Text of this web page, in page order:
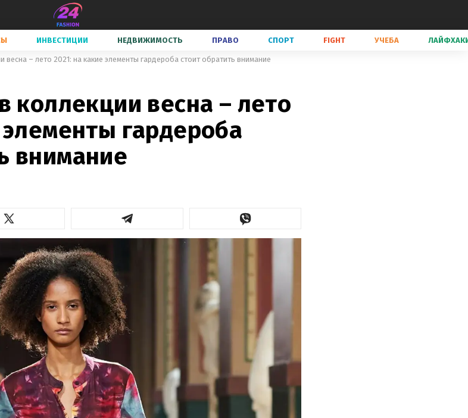
ИНВЕСТИЦИИ НЕДВИЖИМОСТЬ ПРАВО СПОРТ FIGHT УЧЕБА
весна – лето 2021: на какие элементы гардероба стоит обратить внимание
коллекции весна – лето
гардероба
внимание